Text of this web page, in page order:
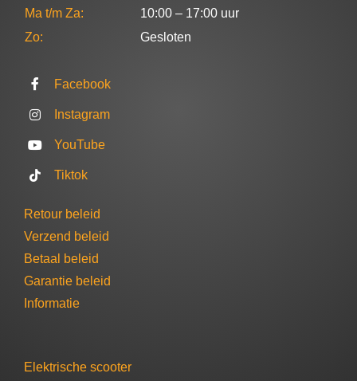
Ma t/m Za:
10:00 – 17:00 uur
Zo:
Gesloten
Facebook
Instagram
YouTube
Tiktok
Retour beleid
Verzend beleid
Betaal beleid
Garantie beleid​
Informatie
Elektrische scooter